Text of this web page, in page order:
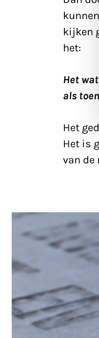
kijken
het:
Het
als
Het
Het is
van de